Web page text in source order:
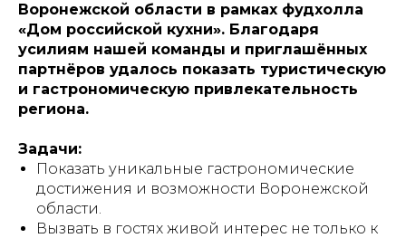
Воронежской области в рамках фудхолла
«Дом российской кухни». Благодаря
усилиям нашей команды и приглашённых
партнёров удалось показать туристическую
и гастрономическую привлекательность
региона.
Задачи:
Показать уникальные гастрономические
достижения и возможности Воронежской
области.
Вызвать в гостях живой интерес не только к